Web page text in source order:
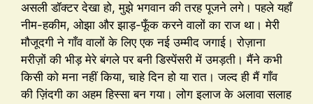
असली डॉक्टर देखा हो, मुझे भगवान की तरह पूजने लगे। पहले यहाँ
नीम-हकीम, ओझा और झाड़-फूँक करने वालों का राज था। मेरी
मौजूदगी ने गाँव वालों के लिए एक नई उम्मीद जगाई। रोज़ाना
मरीज़ों की भीड़ मेरे बंगले पर बनी डिस्पेंसरी में उमड़ती। मैंने कभी
किसी को मना नहीं किया, चाहे दिन हो या रात। जल्द ही मैं गाँव
की ज़िंदगी का अहम हिस्सा बन गया। लोग इलाज के अलावा सलाह